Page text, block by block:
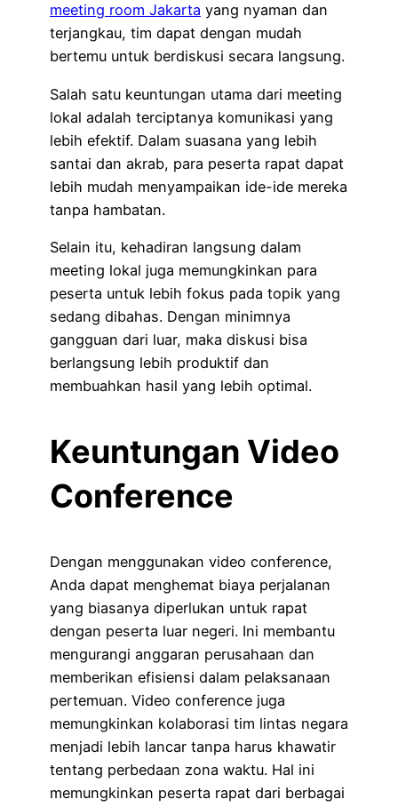
meeting room Jakarta yang nyaman dan
terjangkau, tim dapat dengan mudah
bertemu untuk berdiskusi secara langsung.
Salah satu keuntungan utama dari meeting
lokal adalah terciptanya komunikasi yang
lebih efektif. Dalam suasana yang lebih
santai dan akrab, para peserta rapat dapat
lebih mudah menyampaikan ide-ide mereka
tanpa hambatan.
Selain itu, kehadiran langsung dalam
meeting lokal juga memungkinkan para
peserta untuk lebih fokus pada topik yang
sedang dibahas. Dengan minimnya
gangguan dari luar, maka diskusi bisa
berlangsung lebih produktif dan
membuahkan hasil yang lebih optimal.
Keuntungan Video
Conference
Dengan menggunakan video conference,
Anda dapat menghemat biaya perjalanan
yang biasanya diperlukan untuk rapat
dengan peserta luar negeri. Ini membantu
mengurangi anggaran perusahaan dan
memberikan efisiensi dalam pelaksanaan
pertemuan. Video conference juga
memungkinkan kolaborasi tim lintas negara
menjadi lebih lancar tanpa harus khawatir
tentang perbedaan zona waktu. Hal ini
memungkinkan peserta rapat dari berbagai